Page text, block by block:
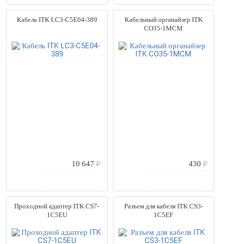
Кабель ITK LC3-C5E04-389
10 647₽
Кабельный органайзер ITK
CO35-1MCM
430 ₽
Проходной адаптер ITK CS7-
1C5EU
Разъем для кабеля ITK CS3-
1C5EF